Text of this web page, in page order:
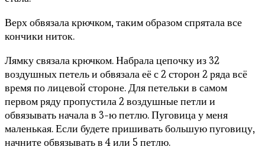
Верх обвязала крючком, таким образом спрятала все
кончики ниток.
Лямку связала крючком. Набрала цепочку из 32
воздушных петель и обвязала её с 2 сторон 2 ряда всё
время по лицевой стороне. Для петельки в самом
первом ряду пропустила 2 воздушные петли и
обвязывать начала в 3-ю петлю. Пуговица у меня
маленькая. Если будете пришивать большую пуговицу,
начните обвязывать в 4 или 5 петлю.